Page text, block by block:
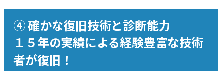
④ 確かな復旧技術と診断能力
１５年の実績による経験豊富な技術
者が復旧！